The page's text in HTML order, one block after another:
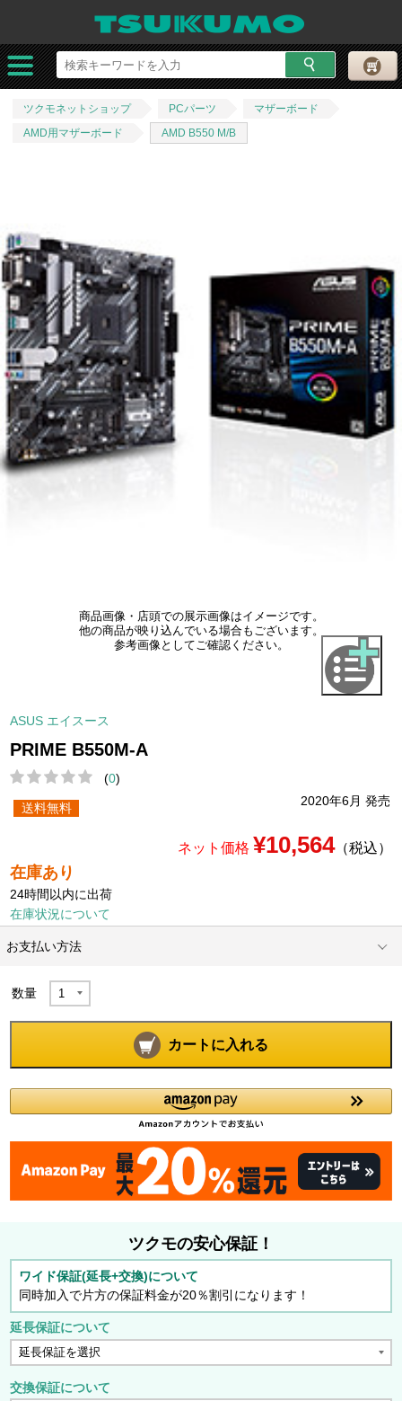
ツクモネットショップ PCパーツ
マザーボード
AMD用マザーボード
AMD B550 M/B
商品画像・店頭での展示画像はイメージです。
他の商品が映り込んでいる場合もございます。
参考画像としてご確認ください。
ASUS エイスース
PRIME B550M-A
(0)
2020年6月 発売
送料無料
ネット価格 ¥10,564（税込）
在庫あり
24時間以内に出荷
在庫状況について
お支払い方法
数量
カートに入れる
ツクモの安心保証！
ワイド保証(延長+交換)について
同時加入で片方の保証料金が20％割引になります！
延長保証について
交換保証について